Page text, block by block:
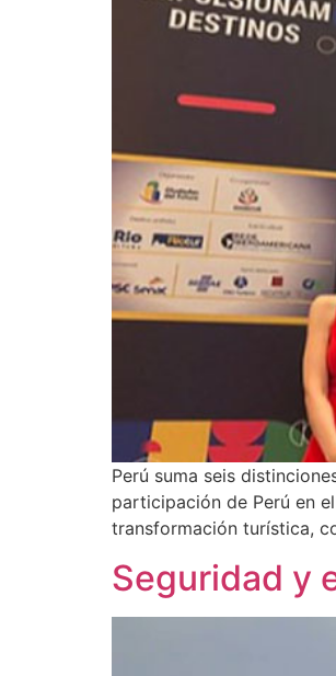
Perú suma seis
participación de Perú en
transformación turística,
Seguridad y